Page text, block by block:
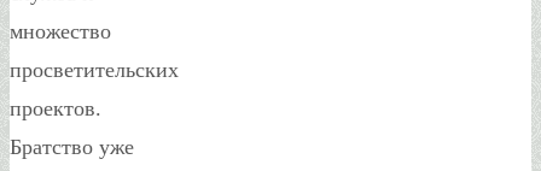
множество
просветительских
проектов.
Братство уже